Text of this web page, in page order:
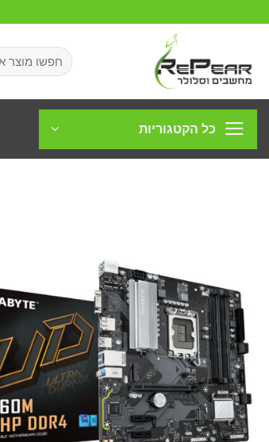
חיפוש
עבור:
כל הקטגוריות